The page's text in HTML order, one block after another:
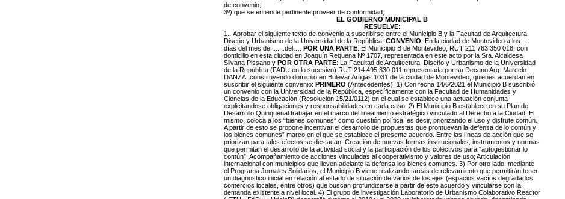
de convenio;
3º) que se entiende pertinente proveer de conformidad;
EL GOBIERNO MUNICIPAL B
RESUELVE:
1.- Aprobar el siguiente texto de convenio a suscribirse entre el Municipio B y la Facultad de Arquitectura,
Diseño y Urbanismo de la Universidad de la República: CONVENIO: En la ciudad de Montevideo a los.....
días del mes de .......del…. POR UNA PARTE: El Municipio B de Montevideo, RUT 211 763 350 018, con
domicilio en esta ciudad en Joaquín Requena Nº 1707, representada en este acto por la Sra. Alcaldesa
Silvana Pissano y POR OTRA PARTE: La Facultad de Arquitectura, Diseño y Urbanismo de la Universidad
de la República (FADU en lo sucesivo) RUT 214 495 330 011 representada por su Decano Arq. Marcelo
DANZA, constituyendo domicilio en Bulevar Artigas 1031 de la ciudad de Montevideo, quienes acuerdan en
suscribir el siguiente convenio: PRIMERO (Antecedentes): 1) Con fecha 14/6/2021 el Municipio B suscribió
un convenio con la Universidad de la República, específicamente con la Facultad de Humanidades y
Ciencias de la Educación (Resolución 15/21/0112) en el cual se establece una actuación conjunta
explicitándose obligaciones y responsabilidades en cada caso. 2) El Municipio B establece en su Plan de
Desarrollo Quinquenal trabajar en el marco del lineamiento estratégico vinculado al Derecho a la Ciudad. El
mismo, coloca a los “bienes comunes” como cuestión política, es decir, priorizando el uso y disfrute común.
A partir de esto se propone incentivar el desarrollo de propuestas que promuevan la defensa de lo común y
los bienes comunes” marco en el que se establece el presente acuerdo. Entre las líneas de acción que se
priorizan para tales efectos se destacan: Creación de nuevas formas institucionales, instrumentos y normas
que permitan el desarrollo de la actividad social y la participación de los colectivos para “autogestionar lo
común”; Acompañamiento de acciones vinculadas al cooperativismo y valores de uso; Articulación
internacional con municipios que lleven adelante la defensa los bienes comunes. 3) Por otro lado, mediante
el Programa Jornales Solidarios, el Municipio B viene realizando tareas de relevamiento que permitirán tener
un diagnostico inicial en relación al estado de situación de varios de los ejes (espacios vacíos degradados,
comercios locales, entre otros) que buscan profundizarse a partir de este acuerdo y vincularse con la
demanda existente a nivel local. 4) El grupo de investigación Laboratorio de Urbanismo Colaborativo Reactor